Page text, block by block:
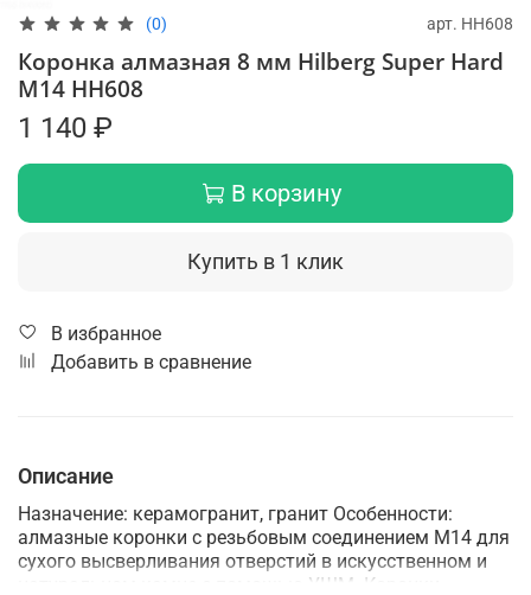
(0) арт. HH608
Коронка алмазная 8 мм Hilberg Super Hard
M14 HH608
1 140 ₽
В корзину
Купить в 1 клик
В избранное
Добавить в сравнение
Описание
Назначение: керамогранит, гранит Особенности:
алмазные коронки с резьбовым соединением М14 для
сухого высверливания отверстий в искусственном и
натуральном камне с помощью УШМ. Коронки